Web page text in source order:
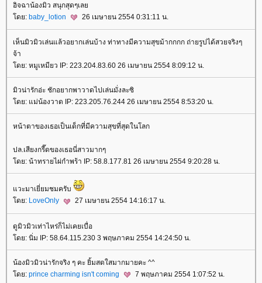
อิจฉาน้องมิว สนุกสุดๆเล
ดย: baby_lotion 26 เมษายน 2554 0:31:11 น.
เห็นมิวมิวเล่นแล้วอยากเล่นบ้าง ท่าทางมีความสุขม้ากกกก ถ่ายรูปได้สวยจริงๆ
จ้า
ดย: หมูเหมียว IP: 223.204.83.60 26 เมษายน 2554 8:09:12 น.
มิวน่ารักอ่ะ ชักอยากพาวาดไปเล่นมั่งละซิ
ดย: แม่น้องวาด IP: 223.205.76.244 26 เมษายน 2554 8:53:20 น.
หน้าตาของเธอเป็นเด็กที่มีความสุขที่สุดในโลก
ปล.เสียงกรี๊ดของเธอนี่สาวมากๆ
ดย: น้าทรายไผ่กำพร้า IP: 58.8.177.81 26 เมษายน 2554 9:20:28 น.
วะมาเยี่ยมชมครับ
ดย: LoveOnly 27 เมษายน 2554 14:16:17 น.
ดูมิวมิวเท่าไหร่ก็ไม่เคยเบื่อ
ดย: นิ่ม IP: 58.64.115.230 3 พฤษภาคม 2554 14:24:50 น.
น้องมิวมิวน่ารักจริง ๆ คะ ยิ้มสดใสมากมายคะ ^^
ดย: prince charming isn't coming 7 พฤษภาคม 2554 1:07:52 น.